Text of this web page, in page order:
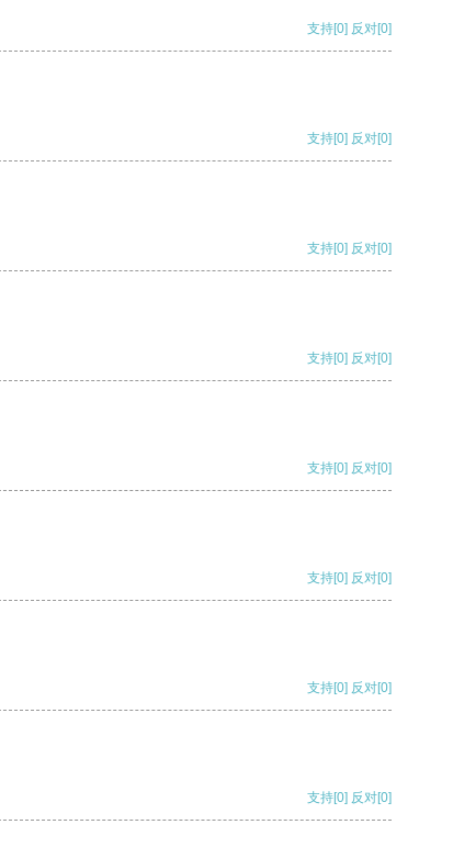
支持[0] 反对[0]
支持[0] 反对[0]
支持[0] 反对[0]
支持[0] 反对[0]
支持[0] 反对[0]
支持[0] 反对[0]
支持[0] 反对[0]
支持[0] 反对[0]